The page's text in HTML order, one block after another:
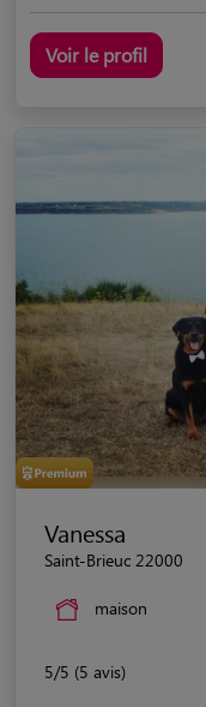
Voir le profil
Vanessa
Saint-Brieuc 22000
maison
5/5 (5 avis)